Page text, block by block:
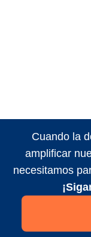
Cuando la
amplificar
necesitamos